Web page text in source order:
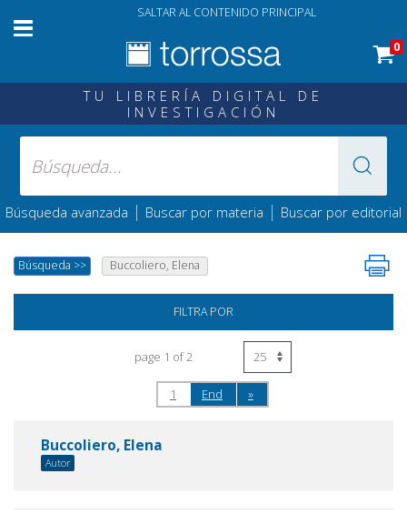
SALTAR AL CONTENIDO PRINCIPAL
0
TU LIBRERÍA DIGITAL DE
INVESTIGACIÓN
Búsqueda avanzada | Buscar por materia | Buscar por editorial
Búsqueda >> Buccoliero, Elena
FILTRA POR
page 1 of 2
1 End »
Buccoliero, Elena
Autor